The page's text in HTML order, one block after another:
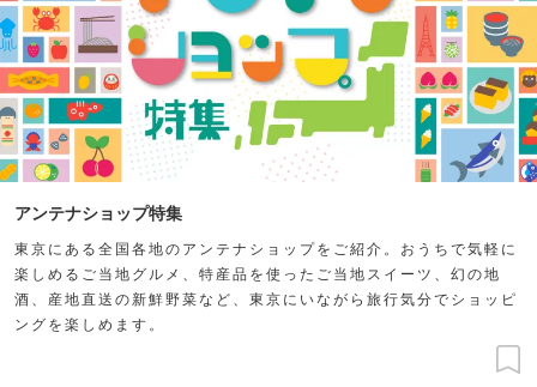
アンテナショップ特集
東京にある全国各地のアンテナショップをご紹介。おうちで気軽に
楽しめるご当地グルメ、特産品を使ったご当地スイーツ、幻の地
酒、産地直送の新鮮野菜など、東京にいながら旅行気分でショッピ
ングを楽しめます。